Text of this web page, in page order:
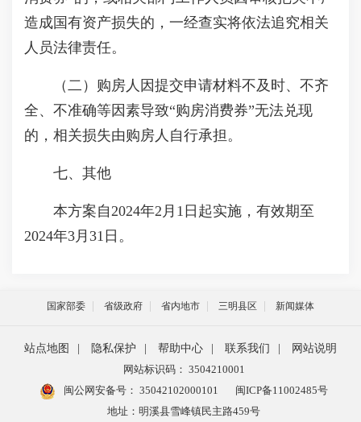
造成国有资产损失的，一经查实将依法追究相关
人员法律责任。
（二）购房人因提交申请材料不及时、不齐
全、不准确等因素导致“购房消费券”无法兑现
的，相关损失由购房人自行承担。
七、其他
本方案自2024年2月1日起实施，有效期至
2024年3月31日。
国家部委 省级政府 省内地市 三明县区 新闻媒体
站点地图 隐私保护 帮助中心 联系我们
网站说明
网站标识码： 3504210001
闽公网安备号： 35042102000101
闽ICP备11002485号
地址：明溪县雪峰镇民主路459号